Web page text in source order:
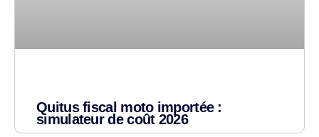
Quitus fiscal moto importée :
simulateur de coût 2026